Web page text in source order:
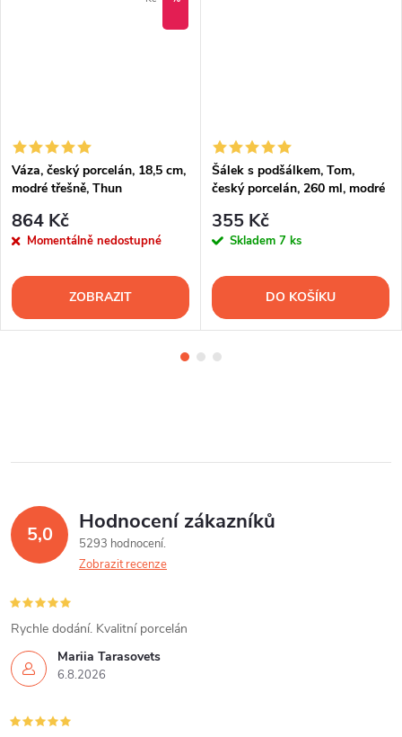
Váza, český porcelán, 18,5 cm,
modré třešně, Thun
864 Kč
Momentálně nedostupné
ZOBRAZIT
Šálek s podšálkem, Tom,
český porcelán, 260 ml, modré
355 Kč
Skladem 7 ks
DO KOŠÍKU
5,0 Hodnocení zákazníků
5293 hodnocení
Zobrazit recenze
Mariia Tarasovets
6.8.2026
Rychle dodání. Kvalitní porcelán